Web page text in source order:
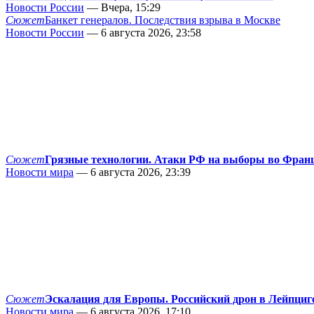
Новости России — Вчера, 15:29
СюжетБанкет генералов. Последствия взрыва в Москве
Новости России — 6 августа 2026, 23:58
СюжетГрязные технологии. Атаки РФ на выборы во
Новости мира — 6 августа 2026, 23:39
СюжетЭскалация для Европы. Российский дрон в